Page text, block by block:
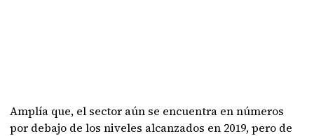
Amplía que, el sector aún se encuentra en números
por debajo de los niveles alcanzados en 2019, pero de